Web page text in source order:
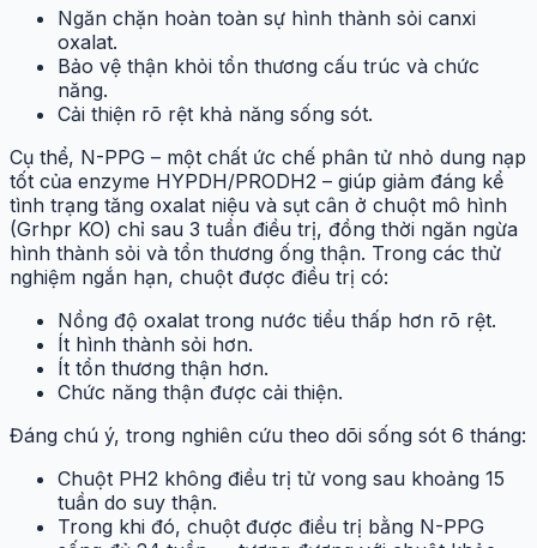
Ngăn chặn hoàn toàn sự hình thành sỏi canxi
oxalat.
Bảo vệ thận khỏi tổn thương cấu trúc và chức
năng.
Cải thiện rõ rệt khả năng sống sót.
Cụ thể, N-PPG – một chất ức chế phân tử nhỏ dung nạp
tốt của enzyme HYPDH/PRODH2 – giúp giảm đáng kể
tình trạng tăng oxalat niệu và sụt cân ở chuột mô hình
(Grhpr KO) chỉ sau 3 tuần điều trị, đồng thời ngăn ngừa
hình thành sỏi và tổn thương ống thận. Trong các thử
nghiệm ngắn hạn, chuột được điều trị có:
Nồng độ oxalat trong nước tiểu thấp hơn rõ rệt.
Ít hình thành sỏi hơn.
Ít tổn thương thận hơn.
Chức năng thận được cải thiện.
Đáng chú ý, trong nghiên cứu theo dõi sống sót 6 tháng:
Chuột PH2 không điều trị tử vong sau khoảng 15
tuần do suy thận.
Trong khi đó, chuột được điều trị bằng N-PPG